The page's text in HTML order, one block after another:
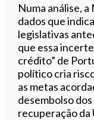
Numa análise,
dados que
legislativas
que essa
crédito” de
político cria
as metas
desembolso
recuperação da